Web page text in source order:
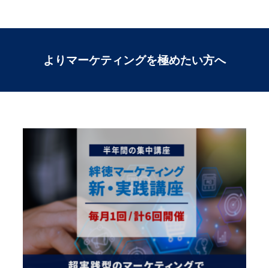
よりマーケティングを極めたい方へ